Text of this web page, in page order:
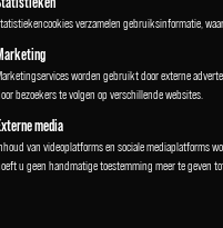
verzamelen gebruiksinformatie,
worden gebruikt door externe
bezoekers te volgen op verschillende websites.
media
van videoplatforms en sociale mediaplatforms
u geen handmatige toestemming meer te geven